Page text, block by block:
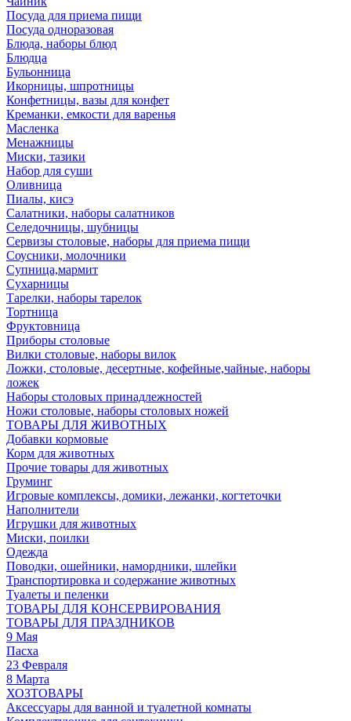
Посуда для приема пищи
Посуда одноразовая
Блюда, наборы блюд
Блюдца
Бульонница
Икорницы, шпротницы
Конфетницы, вазы для конфет
Креманки, емкости для варенья
Масленка
Менажницы
Миски, тазики
Набор для суши
Оливница
Пиалы, кисэ
Салатники, наборы салатников
Селедочницы, шубницы
Сервизы столовые, наборы для приема пищи
Соусники, молочники
Супница,мармит
Сухарницы
Тарелки, наборы тарелок
Тортница
Фруктовница
Приборы столовые
Вилки столовые, наборы вилок
Ложки, столовые, десертные, кофейные,чайные, наборы
ложек
Наборы столовых принадлежностей
Ножи столовые, наборы столовых ножей
ТОВАРЫ ДЛЯ ЖИВОТНЫХ
Добавки кормовые
Корм для животных
Прочие товары для животных
Груминг
Игровые комплексы, домики, лежанки, когтеточки
Наполнители
Игрушки для животных
Миски, поилки
Одежда
Поводки, ошейники, намордники, шлейки
Транспортировка и содержание животных
Туалеты и пеленки
ТОВАРЫ ДЛЯ КОНСЕРВИРОВАНИЯ
ТОВАРЫ ДЛЯ ПРАЗДНИКОВ
9 Мая
Пасха
23 Февраля
8 Марта
ХОЗТОВАРЫ
Аксессуары для ванной и туалетной комнаты